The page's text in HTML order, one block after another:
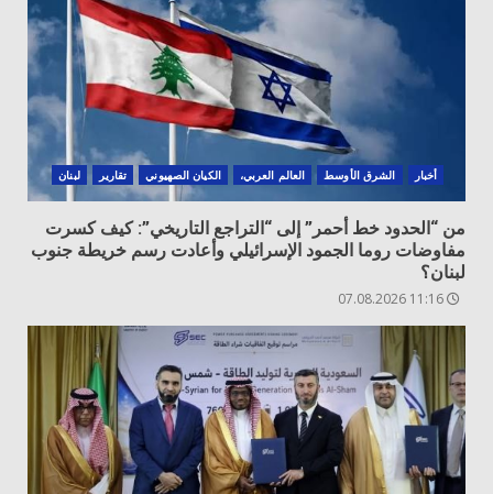
أخبار الشرق الأوسط العالم العربي، الكيان الصهيوني تقارير لبنان
من “الحدود خط أحمر” إلى “التراجع التاريخي”: كيف كسرت
مفاوضات روما الجمود الإسرائيلي وأعادت رسم خريطة جنوب
لبنان؟